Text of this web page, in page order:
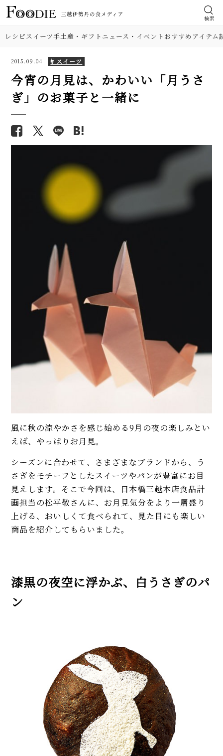
検索
レシピスイーツ手土産・ギフト ニュース・イベントおすすめアイテム
2015.09.04 # スイーツ
今宵の月見は、かわいい「月うさ
ぎ」のお菓子と一緒に
風に秋の涼やかさを感じ始める9月の夜の楽しみとい
えば、やっぱりお月見。
シーズンに合わせて、さまざまなブランドから、う
さぎをモチーフとしたスイーツやパンが豊富にお目
見えします。そこで今回は、日本橋三越本店食品計
画担当の松平敬さんに、お月見気分をより一層盛り
上げる、おいしくて食べられて、見た目にも楽しい
商品を紹介してもらいました。
漆黒の夜空に浮かぶ、白うさぎのパ
ン